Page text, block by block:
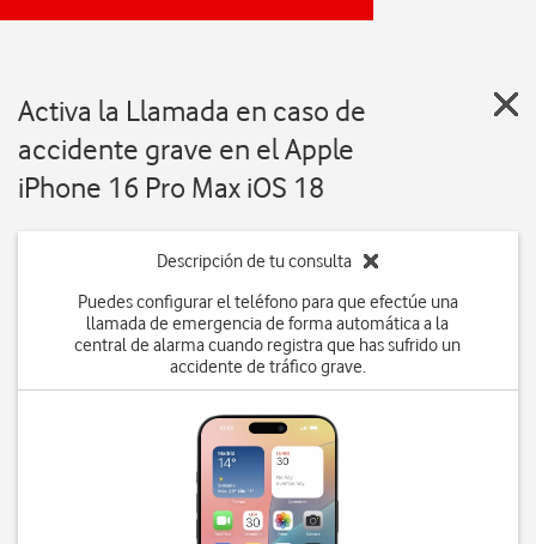
Activa la Llamada en caso de
accidente grave en el Apple
iPhone 16 Pro Max iOS 18
Descripción de tu consulta
Puedes configurar el teléfono para que efectúe una
llamada de emergencia de forma automática a la
central de alarma cuando registra que has sufrido un
accidente de tráfico grave.